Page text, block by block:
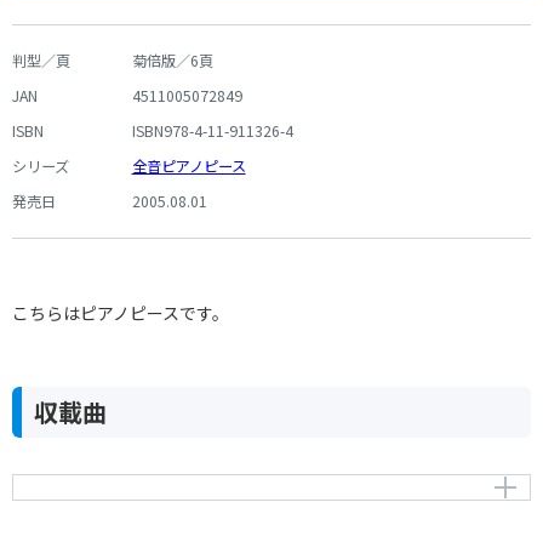
判型／頁
菊倍版／6頁
JAN
4511005072849
ISBN
ISBN978-4-11-911326-4
シリーズ
全音ピアノピース
発売日
2005.08.01
こちらはピアノピースです。
収載曲
ソナタ ト長調 Hob.ⅩⅥ-8